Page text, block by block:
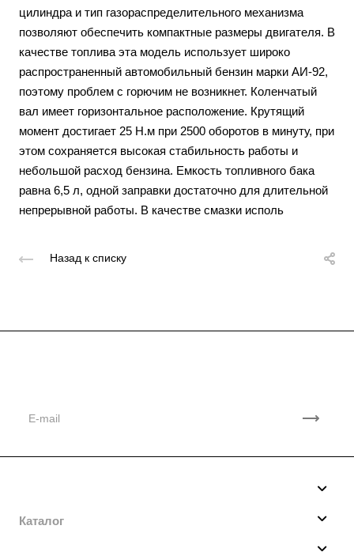
цилиндра и тип газораспределительного механизма
позволяют обеспечить компактные размеры двигателя. В
качестве топлива эта модель использует широко
распространенный автомобильный бензин марки АИ-92,
поэтому проблем с горючим не возникнет. Коленчатый
вал имеет горизонтальное расположение. Крутящий
момент достигает 25 Н.м при 2500 оборотов в минуту, при
этом сохраняется высокая стабильность работы и
небольшой расход бензина. Емкость топливного бака
равна 6,5 л, одной заправки достаточно для длительной
непрерывной работы. В качестве смазки исполь
Назад к списку
О нас
Каталог